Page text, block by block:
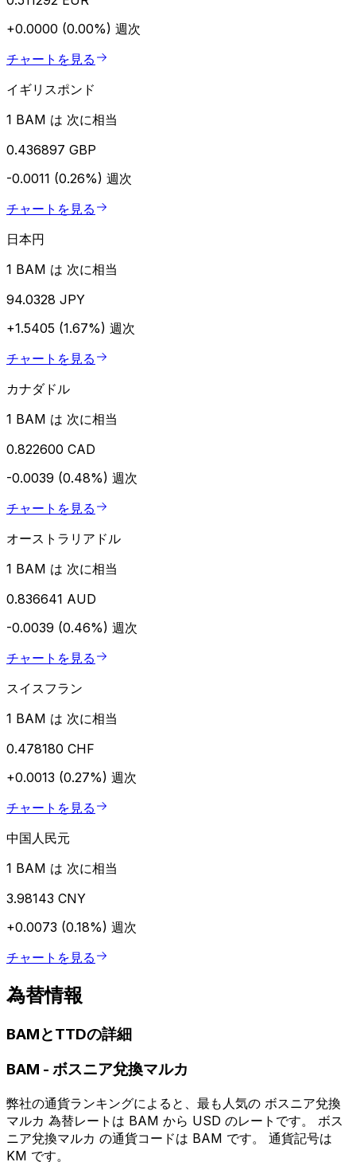
+0.0000 (0.00%) 週次
チャートを見る
イギリスポンド
1 BAM は 次に相当
0.436897 GBP
-0.0011 (0.26%) 週次
チャートを見る
日本円
1 BAM は 次に相当
94.0328 JPY
+1.5405 (1.67%) 週次
チャートを見る
カナダドル
1 BAM は 次に相当
0.822600 CAD
-0.0039 (0.48%) 週次
チャートを見る
オーストラリアドル
1 BAM は 次に相当
0.836641 AUD
-0.0039 (0.46%) 週次
チャートを見る
スイスフラン
1 BAM は 次に相当
0.478180 CHF
+0.0013 (0.27%) 週次
チャートを見る
中国人民元
1 BAM は 次に相当
3.98143 CNY
+0.0073 (0.18%) 週次
チャートを見る
為替情報
BAMとTTDの詳細
BAM - ボスニア兌換マルカ
弊社の通貨ランキングによると、最も人気の ボスニア兌換
マルカ 為替レートは BAM から USD のレートです。 ボス
ニア兌換マルカ の通貨コードは BAM です。 通貨記号は
KM です。